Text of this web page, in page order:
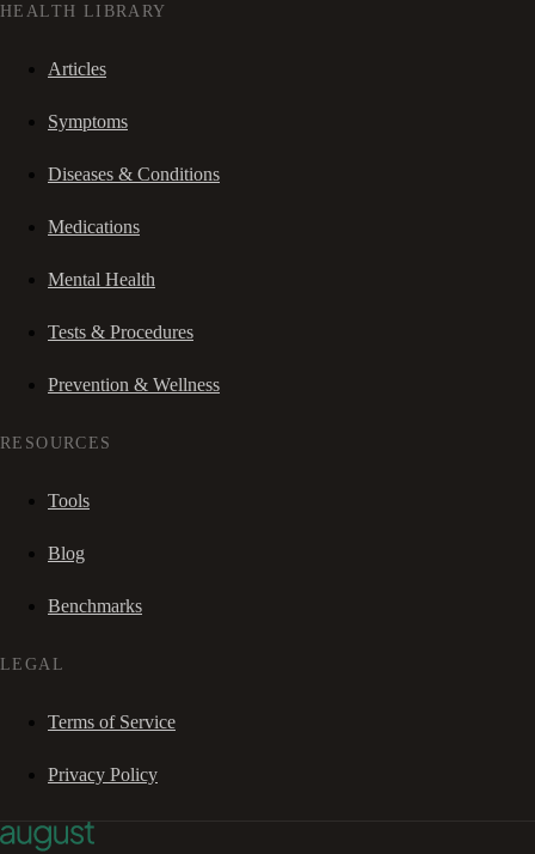
HEALTH LIBRARY
Articles
Symptoms
Diseases & Conditions
Medications
Mental Health
Tests & Procedures
Prevention & Wellness
RESOURCES
Tools
Blog
Benchmarks
LEGAL
Terms of Service
Privacy Policy